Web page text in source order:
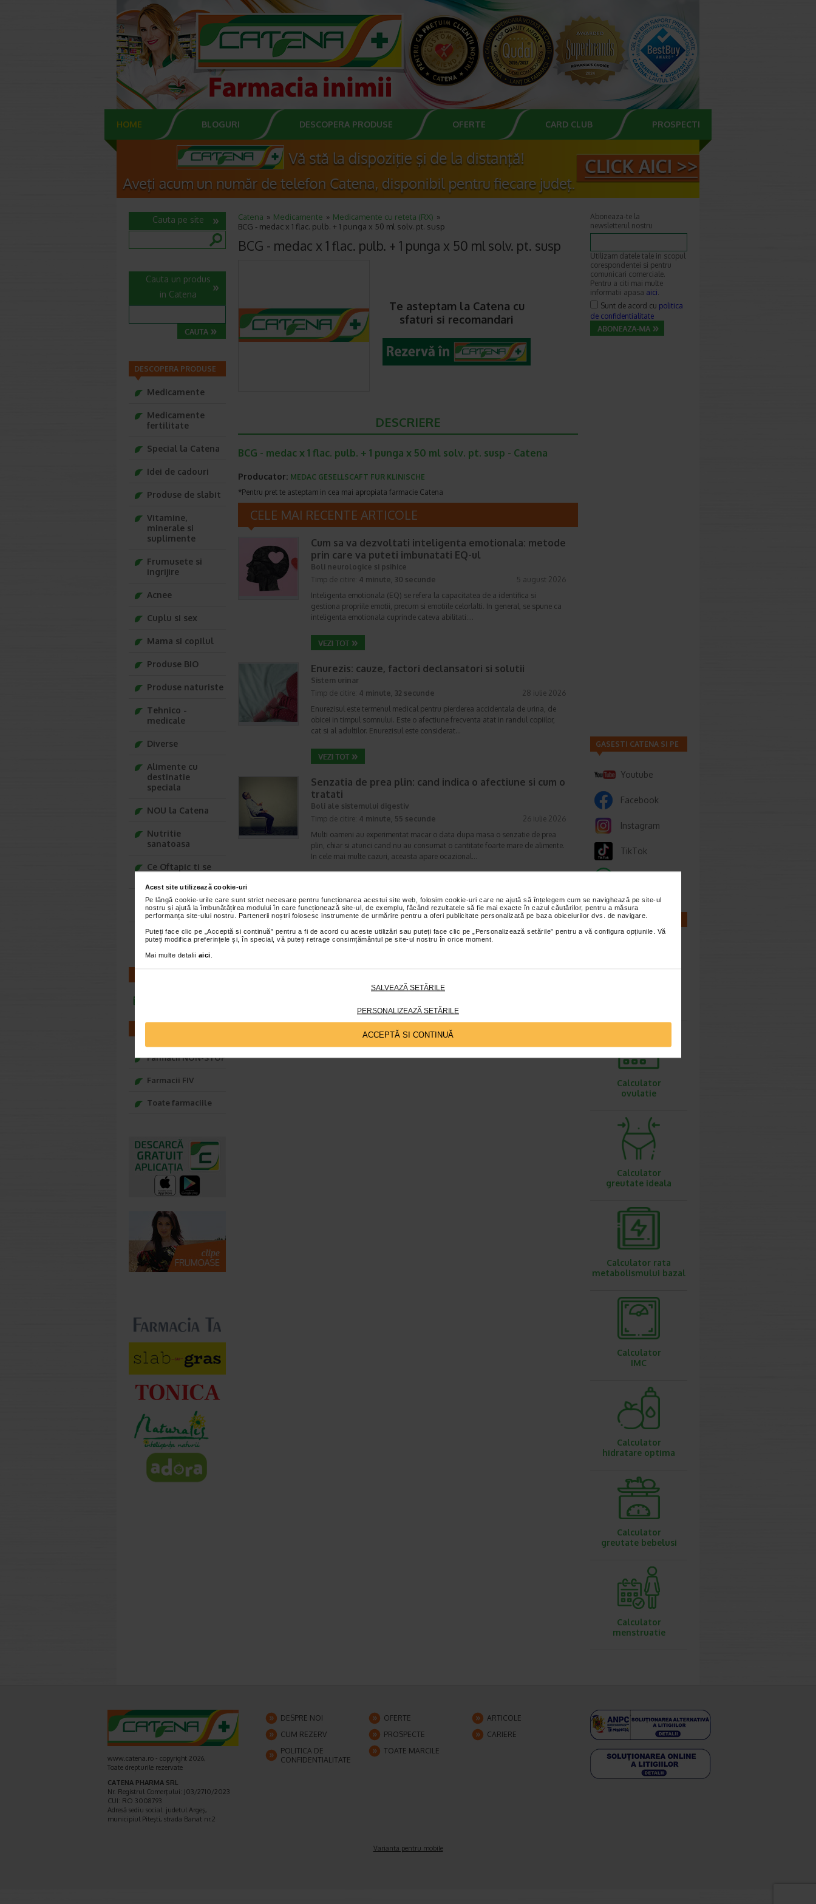
Acest site utilizează cookie-uri
Pe lângă cookie-urile care sunt strict necesare pentru funcționarea acestui site web, folosim cookie-uri care ne ajută să înțelegem cum se navighează pe site-ul
nostru și ajută la îmbunătățirea modului în care funcționează site-ul, de exemplu, făcând rezultatele să fie mai exacte în cazul căutărilor, pentru a măsura
performanța site-ului nostru. Partenerii noștri folosesc instrumente de urmărire pentru a oferi publicitate personalizată pe baza obiceiurilor dvs. de navigare.
Puteți face clic pe „Acceptă si continuă” pentru a fi de acord cu aceste utilizări sau puteți face clic pe „Personalizează setările” pentru a vă configura opțiunile. Vă
puteți modifica preferințele și, în special, vă puteți retrage consimțământul pe site-ul nostru în orice moment.
Mai multe detalii aici
SALVEAZĂ SETĂRILE
PERSONALIZEAZĂ SETĂRILE
ACCEPTĂ SI CONTINUĂ
HOME BLOGURI DESCOPERA PRODUSE OFERTE CARD CLUB PROSPECTE
Catena Medicamente
Medicamente cu reteta (RX)
BCG - medac x 1 flac. pulb. + 1 punga x 50 ml solv. pt. susp
BCG - medac x 1 flac. pulb. + 1 punga x 50 ml solv. pt. susp
Te asteptam la Catena cu
sfaturi si recomandari
DESCRIERE
BCG - medac x 1 flac. pulb. + 1 punga x 50 ml solv. pt. susp - Catena
Producator: MEDAC GESELLSCAFT FUR KLINISCHE
*Pentru pret te asteptam in cea mai apropiata farmacie Catena
CELE MAI RECENTE ARTICOLE
Cum sa va dezvoltati inteligenta emotionala: metode
prin care va puteti imbunatati EQ-ul
Boli neurologice si psihice
Timp de citire: 4 minute, 30 secunde
5 august 2026
Inteligenta emotionala (EQ) se refera la capacitatea de a identifica si
gestiona propriile emotii, precum si emotiile celorlalti. In general, se spune ca
inteligenta emotionala cuprinde cateva abilitati:…
Enurezis: cauze, factori declansatori si solutii
Sistem urinar
Timp de citire: 4 minute, 32 secunde
28 iulie 2026
Enurezisul este termenul medical pentru pierderea accidentala de urina, de
obicei in timpul somnului. Este o afectiune frecventa atat in randul copiilor,
cat si al adultilor. Enurezisul este considerat…
Senzatia de prea plin: cand indica o afectiune si cum o
tratati
Boli ale sistemului digestiv
Timp de citire: 4 minute, 55 secunde
26 iulie 2026
Multi oameni au experimentat macar o data dupa masa o senzatie de prea
plin, chiar si atunci cand nu au consumat o cantitate foarte mare de alimente.
In cele mai multe cazuri, aceasta apare ocazional…
Totul despre meteorism: cauze, factori declansatori,
tratament si dieta
Boli ale sistemului digestiv
Timp de citire:6 minute, 7 secunde
confortul zilnic se numara si meteorismul,…
Cauta pe site
Cauta un produs
in Catena
DESCOPERA PRODUSE
Medicamente
Medicamente
fertilitate
Special la Catena
Idei de cadouri
Produse de slabit
Vitamine,
minerale si
suplimente
Frumusete si
ingrijire
Acnee
Cuplu si sex
Mama si copilul
Produse BIO
Produse naturiste
Tehnico -
medicale
Diverse
Alimente cu
destinatie
speciala
NOU la Catena
Nutritie
sanatoasa
Ce Oftapic ti se
Adora – Adorabili
din prima clipa
Seturi cadou
Baylis&Harding
Farmacii NON-STOP
Farmacii FIV
Toate farmaciile
Aboneaza-te la
newsletterul nostru
Utilizam datele tale in scopul
corespondentei si pentru
comunicari comerciale.
Pentru a citi mai multe
informatii apasa aici.
Sunt de acord cu politica
de confidentialitate
GASESTI CATENA SI PE
Youtube
Facebook
Instagram
TikTok
CALCULATOARE
Calculator
ovulatie
Calculator
greutate ideala
Calculator rata
metabolismului bazal
Calculator
IMC
Calculator
hidratare optima
Calculator
greutate bebelusi
Calculator
menstruatie
www.catena.ro - copyright 2026,
Toate drepturile rezervate
CATENA PHARMA SRL
Nr. Registrul Comerţului: J03/2710/2023
CUI: RO 3008793
Adresă sediu social: judetul Argeş,
municipiul Piteşti, strada Banat nr.2
DESPRE NOI OFERTE
ARTICOLE
CUM REZERV
PROSPECTE
CARIERE
POLITICA DE
CONFIDENTIALITATE
TOATE MARCILE
Varianta pentru mobile